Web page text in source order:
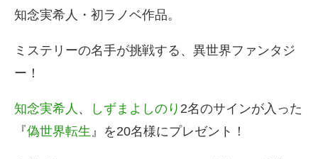
知念実希人・初ラノベ作品。
ミステリーの名手が挑戦する、異世界ファンタジ
ー！
知念実希人 、 しずまよしのり 2名のサインが入った
『偽世界転生 』を20名様にプレゼント！